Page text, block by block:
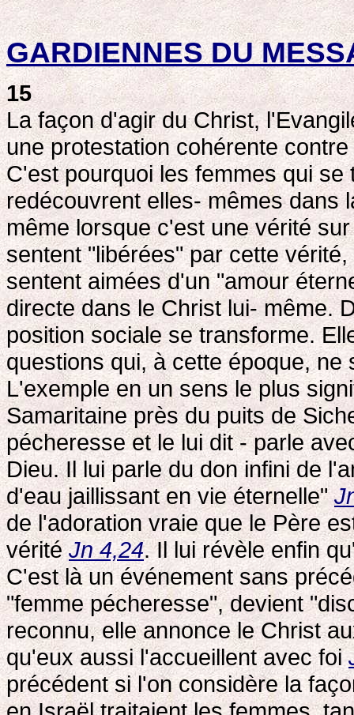
GARDIENNES DU
15
La façon d'agir du Christ,
une protestation cohérente
C'est pourquoi les femmes qui
redécouvrent elles- mêmes dans
même lorsque c'est une vérité
sentent "libérées" par cette
sentent aimées d'un "amour
directe dans le Christ lui- même.
position sociale se transforme.
questions qui, à cette époque,
L'exemple en un sens le plus
Samaritaine près du puits de
pécheresse et le lui dit - parle
Dieu. Il lui parle du don infini de
d'eau jaillissant en vie éternelle"
de l'adoration vraie que le Père
véritéJn 4,24. Il lui révèle enfin
C'est là un événement sans
"femme pécheresse", devient
reconnu, elle annonce le Christ
qu'eux aussi l'accueillent avec foi
précédent si l'on considère la